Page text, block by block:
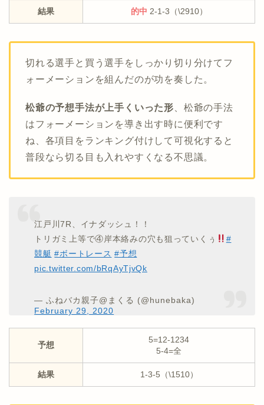
結果 的中 2-1-3（\2910）
切れる選手と買う選手をしっかり切り分けてフ
ォーメーションを組んだのが功を奏した。
松爺の予想手法が上手くいった形 、松爺の手法
はフォーメーションを導き出す時に便利です
ね、各項目をランキング付けして可視化すると
普段なら切る目も入れやすくなる不思議。
江戸川7R、イナダッシュ！！
トリガミ上等で④岸本絡みの穴も狙っていくぅ
#
競艇 #ボートレース #予想
pic.twitter.com/bRqAyTjvQk
— ふねバカ親子@まくる (@hunebaka)
February 29, 2020
予想
5=12-1234
5-4=全
結果 1-3-5（\1510）